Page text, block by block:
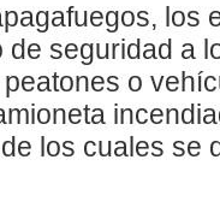
los
seguridad a
o
los cuales se